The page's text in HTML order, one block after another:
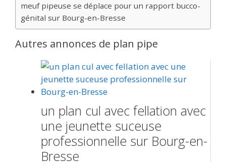
meuf pipeuse se déplace pour un rapport bucco-
génital sur Bourg-en-Bresse
Autres annonces de plan pipe
un plan cul avec fellation avec
une jeunette suceuse
professionnelle sur Bourg-en-
Bresse